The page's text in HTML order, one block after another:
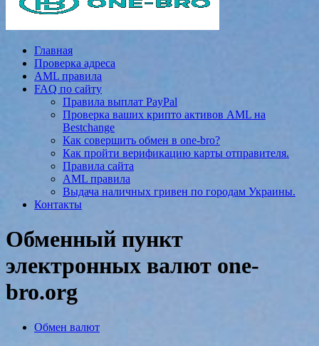
Главная
Проверка адреса
AML правила
FAQ по сайту
Правила выплат PayPal
Проверка ваших крипто активов AML на
Bestchange
Как совершить обмен в one-bro?
Как пройти верификацию карты отправителя.
Правила сайта
AML правила
Выдача наличных гривен по городам Украины.
Контакты
Обменный пункт
электронных валют one-
bro.org
Обмен валют